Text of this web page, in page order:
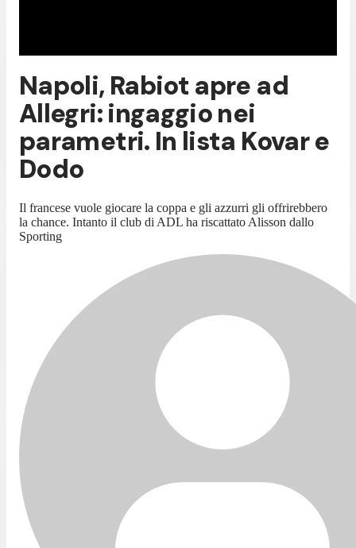
Napoli, Rabiot apre ad
Allegri: ingaggio nei
parametri. In lista Kovar e
Dodo
Il francese vuole giocare la coppa e gli azzurri gli offrirebbero
la chance. Intanto il club di ADL ha riscattato Alisson dallo
Sporting